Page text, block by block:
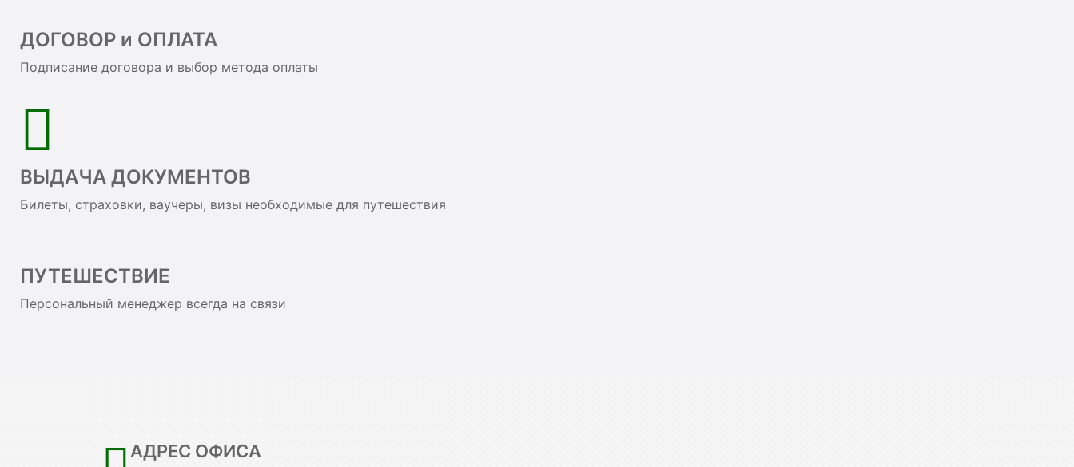
ДОГОВОР и ОПЛАТА
Подписание договора и выбор метода оплаты
ВЫДАЧА ДОКУМЕНТОВ
Билеты, страховки, ваучеры, визы необходимые для путешествия
ПУТЕШЕСТВИЕ
Персональный менеджер всегда на связи
АДРЕС ОФИСА